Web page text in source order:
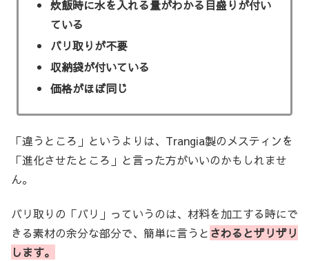
炊飯時に水を入れる量がわかる目盛りが付い
ている
バリ取りが不要
収納袋が付いている
価格がほぼ同じ
「違うところ」というよりは、Trangia製のメスティンを
「進化させたところ」と言った方がいいのかもしれませ
ん。
バリ取りの「バリ」っていうのは、材料を加工する時にで
きる素材の余分な部分で、簡単に言うと さわるとザリザリ
します。